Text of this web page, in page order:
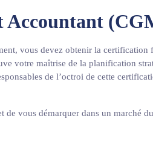
Accountant
vous devez obtenir la certification
votre maîtrise de la planification
de l’octroi de cette
de vous démarquer dans un marché